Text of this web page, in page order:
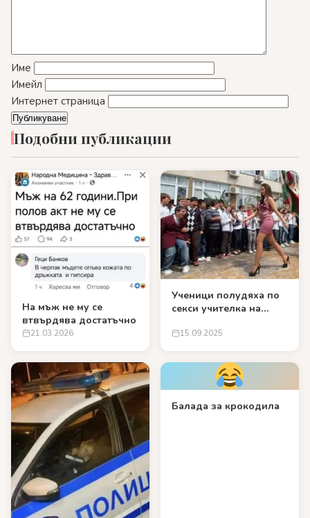
Име
Имейл
Интернет страница
Подобни публикации
На мъж не му се
втвърдява достатъчно
21.03.2026
Ученици полудяха по
секси учителка на
15.09.2025
Балада за крокодила